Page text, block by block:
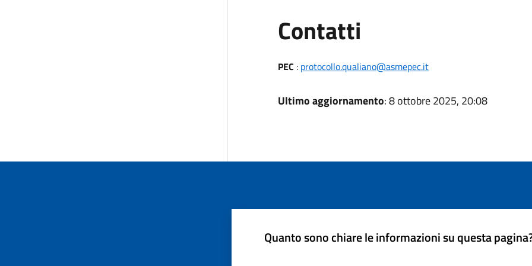
Contatti
PEC : protocollo.qualiano@asmepec.it
Ultimo aggiornamento: 8 ottobre 2025, 20:08
Quanto sono chiare le informazioni su questa